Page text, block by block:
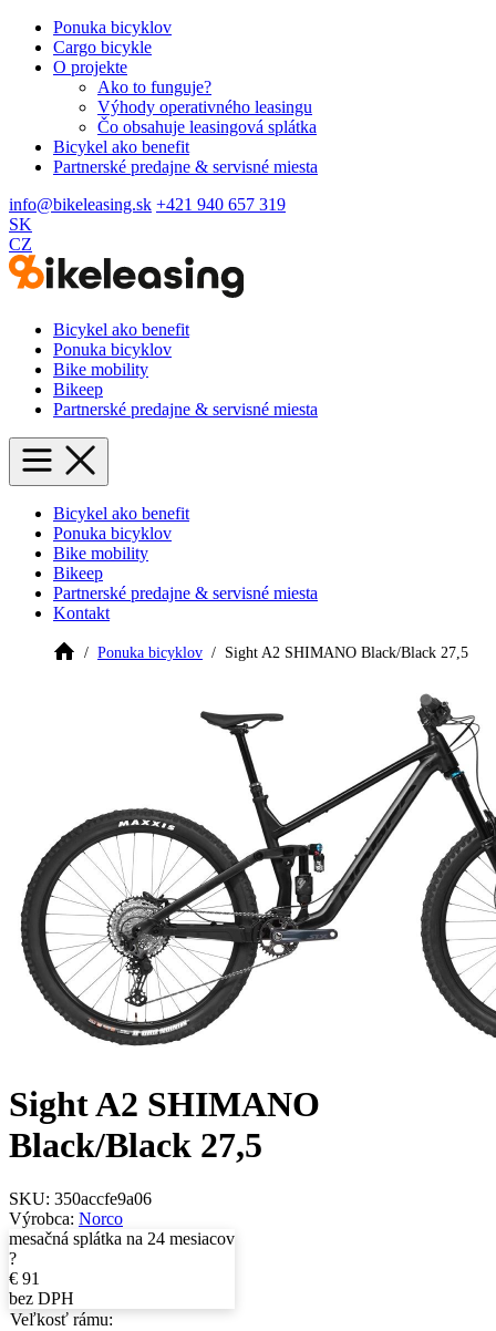
Ponuka bicyklov
Cargo bicykle
O projekte
Ako to funguje?
Výhody operativného leasingu
Čo obsahuje leasingová splátka
Bicykel ako benefit
Partnerské predajne & servisné miesta
info@bikeleasing.sk +421 940 657 319
SK
CZ
Bicykel ako benefit
Ponuka bicyklov
Bike mobility
Bikeep
Partnerské predajne & servisné miesta
Bicykel ako benefit
Ponuka bicyklov
Bike mobility
Bikeep
Partnerské predajne & servisné miesta
Kontakt
Ponuka bicyklov Sight A2 SHIMANO Black/Black 27,5
Sight A2 SHIMANO
Black/Black 27,5
SKU: 350accfe9a06
Výrobca: Norco
mesačná splátka na 24 mesiacov
?
€ 91
bez DPH
Veľkosť rámu: